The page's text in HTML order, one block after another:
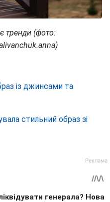
тренди (фото:
із джинсами та
стильний образ зі